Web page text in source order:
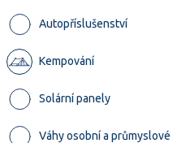
Autopříslušenství
Kempování
Solární panely
Váhy osobní a průmyslové